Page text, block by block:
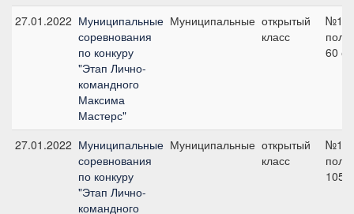
27.01.2022 Муниципальные
соревнования
по конкуру
"Этап Лично-
командного
Максима
Мастерс"
Муниципальные открытый
класс
№1
60 см
27.01.2022 Муниципальные
соревнования
по конкуру
"Этап Лично-
командного
Муниципальные открытый
класс
№12
105